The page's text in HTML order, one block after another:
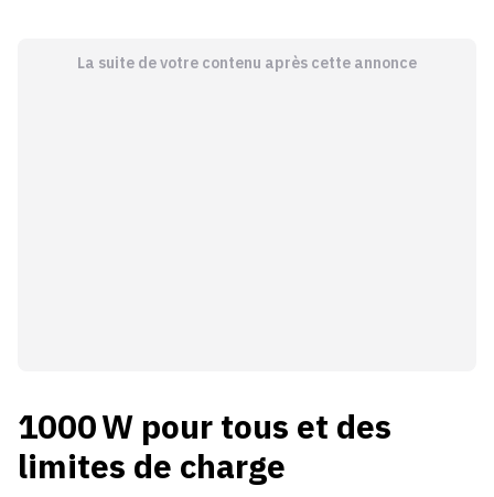
La suite de votre contenu après cette annonce
1000 W pour tous et des
limites de charge